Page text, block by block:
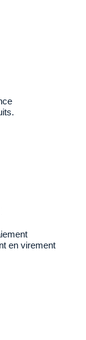
en virement